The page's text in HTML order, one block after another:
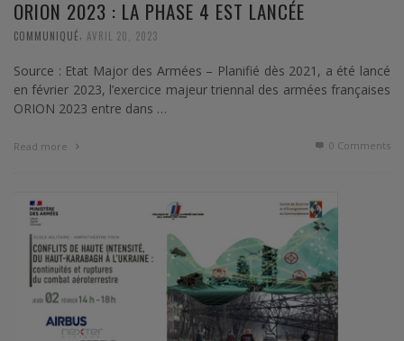
ORION 2023 : LA PHASE 4 EST LANCÉE
COMMUNIQUÉ AVRIL 20, 2023
Source : Etat Major des Armées – Planifié dès 2021, a été lancé
en février 2023, l’exercice majeur triennal des armées françaises
ORION 2023 entre dans …
Read more 0 Comments